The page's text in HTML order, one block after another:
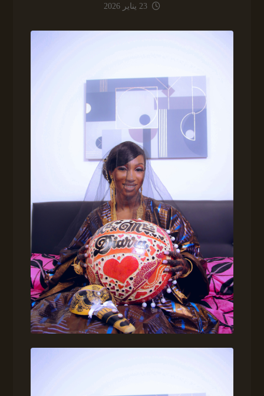
23 يناير 2026